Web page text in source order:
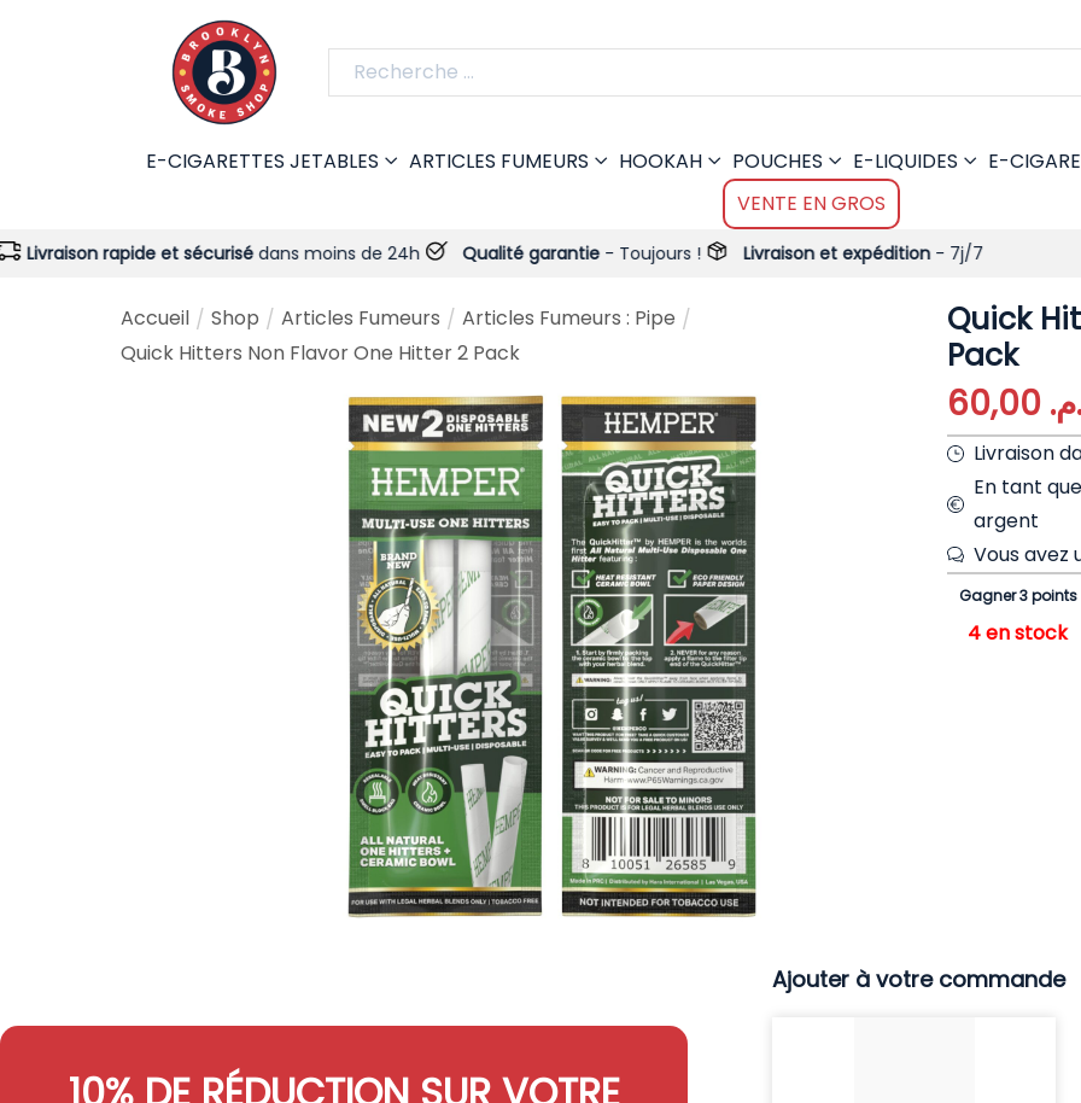
E-CIGARETTES JETABLES ARTICLES FUMEURS HOOKAH POUCHES E-LIQUIDES
E-
VENTE EN GROS
et sécurisédans moins de 24h Qualité garantie- Toujours ! Livraison et expédition- 7j/7
Accueil / Shop / Articles Fumeurs / Articles Fumeurs : Pipe /
Quick Hitters Non Flavor One Hitter 2 Pack
Quick
Pack
60,00
Livraison
En tant
argent
Vous avez
Gagner 3 points
4 en stock
Ajouter à votre commande